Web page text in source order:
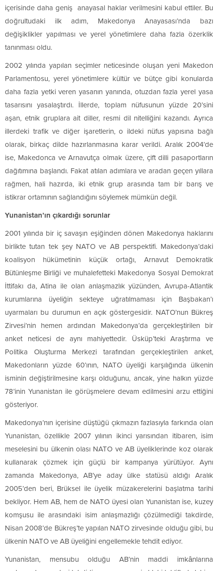
içerisinde daha geniş anayasal haklar verilmesini kabul ettiler. Bu
doğrultudaki ilk adım, Makedonya Anayasası’nda bazı
değişiklikler yapılması ve yerel yönetimlere daha fazla özerklik
tanınması oldu.
2002 yılında yapılan seçimler neticesinde oluşan yeni Makedon
Parlamentosu, yerel yönetimlere kültür ve bütçe gibi konularda
daha fazla yetki veren yasanın yanında, otuzdan fazla yerel yasa
tasarısını yasalaştırdı. İllerde, toplam nüfusunun yüzde 20’sini
aşan, etnik gruplara ait diller, resmi dil nitelliğini kazandı. Ayrıca
illerdeki trafik ve diğer işaretlerin, o ildeki nüfus yapısına bağlı
olarak, birkaç dilde hazırlanmasına karar verildi. Aralık 2004’de
ise, Makedonca ve Arnavutça olmak üzere, çift dilli pasaportların
dağıtımına başlandı. Fakat atılan adımlara ve aradan geçen yıllara
rağmen, hali hazırda, iki etnik grup arasında tam bir barış ve
istikrar ortamının sağlandığını söylemek mümkün değil.
Yunanistan’ın çıkardığı sorunlar
2001 yılında bir iç savaşın eşiğinden dönen Makedonya haklarını
birlikte tutan tek şey NATO ve AB perspektifi. Makedonya’daki
koalisyon hükümetinin küçük ortağı, Arnavut Demokratik
Bütünleşme Birliği ve muhalefetteki Makedonya Sosyal Demokrat
İttifakı da, Atina ile olan anlaşmazlık yüzünden, Avrupa-Atlantik
kurumlarına üyeliğin sekteye uğratılmaması için Başbakan’ı
uyarmaları bu durumun en açık göstergesidir. NATO’nun Bükreş
Zirvesi’nin hemen ardından Makedonya’da gerçekleştirilen bir
anket neticesi de aynı mahiyettedir. Üsküp’teki Araştırma ve
Politika Oluşturma Merkezi tarafından gerçekleştirilen anket,
Makedonların yüzde 60’ının, NATO üyeliği karşılığında ülkenin
isminin değiştirilmesine karşı olduğunu, ancak, yine halkın yüzde
78’inin Yunanistan ile görüşmelere devam edilmesini arzu ettiğini
gösteriyor.
Makedonya’nın içerisine düştüğü çıkmazın fazlasıyla farkında olan
Yunanistan, özellikle 2007 yılının ikinci yarısından itibaren, isim
meselesini bu ülkenin olası NATO ve AB üyeliklerinde koz olarak
kullanarak çözmek için güçlü bir kampanya yürütüyor. Aynı
zamanda Makedonya, AB’ye aday ülke statüsü aldığı Aralık
2005’den beri, Brüksel ile üyelik müzakerelerini başlatma tarihi
bekliyor. Hem AB, hem de NATO üyesi olan Yunanistan ise, kuzey
komşusu ile arasındaki isim anlaşmazlığı çözülmediği takdirde,
Nisan 2008’de Bükreş’te yapılan NATO zirvesinde olduğu gibi, bu
ülkenin NATO ve AB üyeliğini engellemekle tehdit ediyor.
Yunanistan, mensubu olduğu AB’nin maddi imkânlarına